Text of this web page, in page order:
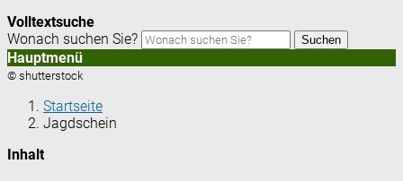
Volltextsuche
Wonach suchen Sie?
Suchen
Hauptmenü
© shutterstock
Startseite
Jagdschein
Inhalt